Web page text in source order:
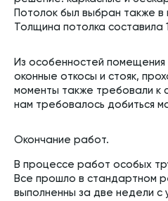
Потолок был выбран также в
Толщина потолка составила
Из особенностей помещения
оконные откосы и стояк,
моменты также требовали к
нам требовалось добиться
Окончание работ.
В процессе работ особых
Все прошло в стандартном
выполненны за две недели с